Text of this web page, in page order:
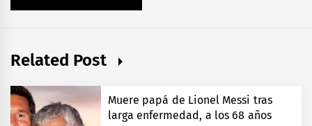
Related Post
Muere papá de Lionel Messi tras
larga enfermedad, a los 68 años